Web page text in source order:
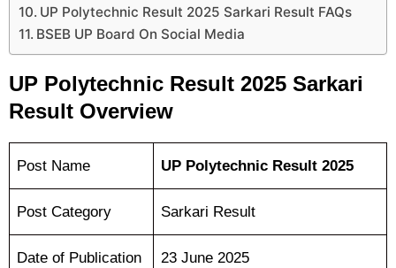
UP Polytechnic Result 2025 Sarkari Result FAQs
BSEB UP Board On Social Media
UP Polytechnic Result 2025 Sarkari
Result Overview
Post Name UP Polytechnic Result 2025
Post Category Sarkari Result
Date of Publication 23 June 2025